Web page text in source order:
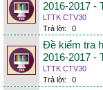
2016-2017 -
LTTK CTV30
Trả lời:
0
Đề kiểm tra
2016-2017 -
LTTK CTV30
Trả lời:
0